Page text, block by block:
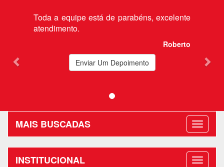
Toda a equipe está de parabéns, excelente
atendimento.
Roberto
Enviar Um Depoimento
MAIS BUSCADAS
INSTITUCIONAL